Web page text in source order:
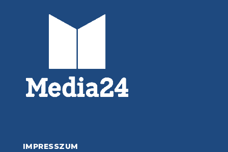
IMPRESSZUM